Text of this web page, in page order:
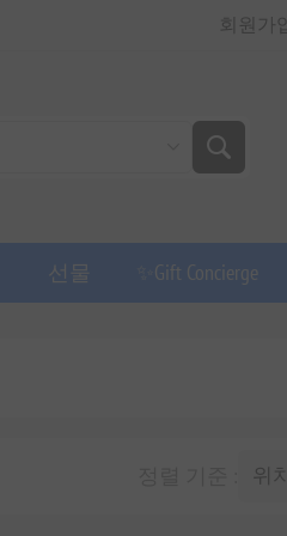
회원가입
선물 ✨Gift Concierge